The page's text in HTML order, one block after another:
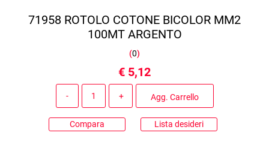
71958 ROTOLO COTONE BICOLOR MM2
100MT ARGENTO
(0)
€ 5,12
Agg. Carrello
Compara Lista desideri